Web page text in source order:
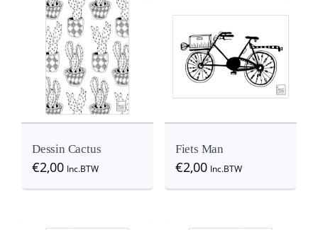
View
Dessin Cactus
€2,00 Inc.BTW
View
Details
Fiets Man
€2,00 Inc.BTW